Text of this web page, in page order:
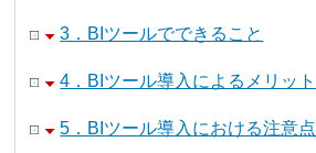
3．BIツールでできること
4．BIツール導入によるメリット
5．BIツール導入における注意点